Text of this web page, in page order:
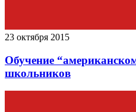
23 октября 2015
Обучение
школьников